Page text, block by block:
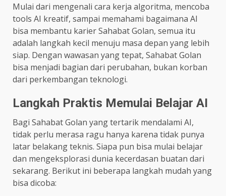
Mulai dari mengenali cara kerja algoritma, mencoba
tools AI kreatif, sampai memahami bagaimana AI
bisa membantu karier Sahabat Golan, semua itu
adalah langkah kecil menuju masa depan yang lebih
siap. Dengan wawasan yang tepat, Sahabat Golan
bisa menjadi bagian dari perubahan, bukan korban
dari perkembangan teknologi.
Langkah Praktis Memulai Belajar AI
Bagi Sahabat Golan yang tertarik mendalami AI,
tidak perlu merasa ragu hanya karena tidak punya
latar belakang teknis. Siapa pun bisa mulai belajar
dan mengeksplorasi dunia kecerdasan buatan dari
sekarang. Berikut ini beberapa langkah mudah yang
bisa dicoba: